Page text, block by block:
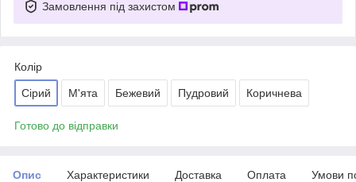
Замовлення під захистом
Колір
Сірий М'ята Бежевий Пудровий Коричнева
Готово до відправки
Опис Характеристики Доставка Оплата Умови